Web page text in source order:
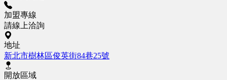
加盟專線
請線上洽詢
地址
新北市樹林區俊英街84巷25號
開放區域